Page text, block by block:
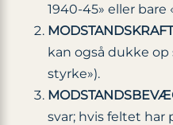
1940-45» eller
MODSTANDSKRAFT
kan også dukke
styrke»).
svar; hvis feltet har